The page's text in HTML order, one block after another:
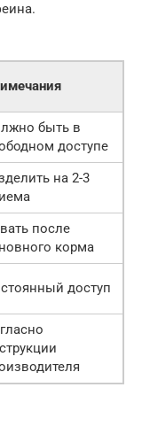
быть в
доступе
на 2-3
после
корма
доступ